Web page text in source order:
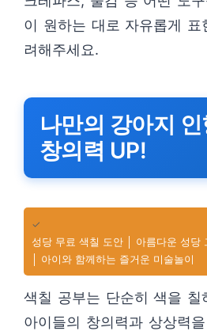
이 원하는 대로 자유롭게 표
려해주세요.
나만의 강아지
창의력 UP!
✓
성당 무료 색칠 도안 │ 아름다운 성당
│ 아이와 함께하는 즐거운 미술놀이
색칠 공부는 단순히 색을 칠
아이들의 창의력과 상상력